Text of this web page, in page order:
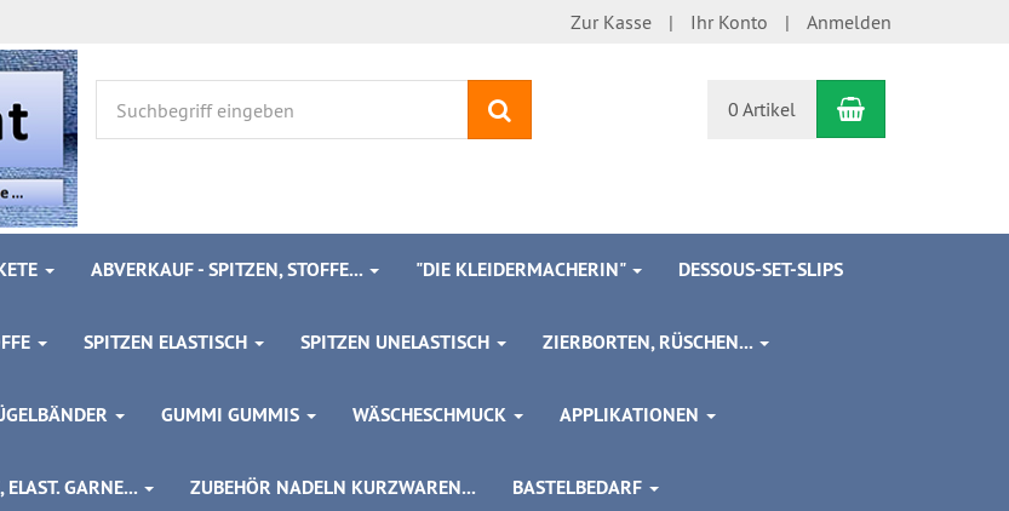
Zur Kasse Ihr Konto Anmelden
0 Artikel Warenkorb
ABVERKAUF - SPITZEN, STOFFE... "DIE KLEIDERMACHERIN" DESSOUS-SET-SLIPS
SPITZEN ELASTISCH SPITZEN UNELASTISCH ZIERBORTEN, RÜSCHEN...
GUMMI GUMMIS WÄSCHESCHMUCK APPLIKATIONEN
GARNE... ZUBEHÖR NADELN KURZWAREN... BASTELBEDARF